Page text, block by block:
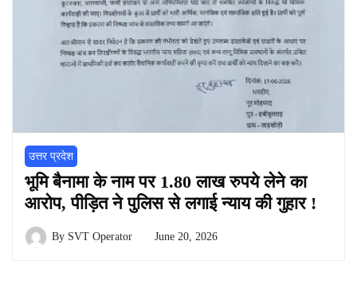
उत्तर प्रदेश
भूमि बैनामा के नाम पर 1.80 लाख रुपये लेने का
आरोप, पीड़ित ने पुलिस से लगाई न्याय की गुहार !
By SVT Operator June 20, 2026